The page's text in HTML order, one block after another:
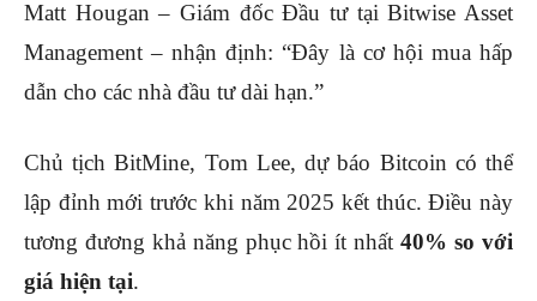
Matt Hougan – Giám đốc Đầu tư tại Bitwise Asset
Management – nhận định: “Đây là cơ hội mua hấp
dẫn cho các nhà đầu tư dài hạn.”
Chủ tịch BitMine, Tom Lee, dự báo Bitcoin có thể
lập đỉnh mới trước khi năm 2025 kết thúc. Điều này
tương đương khả năng phục hồi ít nhất40% so với
giá hiện tại.